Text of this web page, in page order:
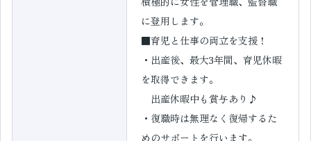
に登用します。
■育児と仕事の両立を支援！
・出産後、最大3年間、育児休暇
を取得できます。
出産休暇中も賞与あり♪
・復職時は無理なく復帰するた
めのサポートを行います。